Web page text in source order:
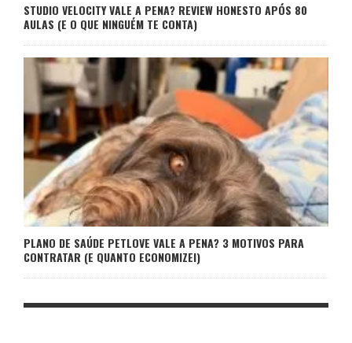
STUDIO VELOCITY VALE A PENA? REVIEW HONESTO APÓS 80
AULAS (E O QUE NINGUÉM TE CONTA)
PLANO DE SAÚDE PETLOVE VALE A PENA? 3 MOTIVOS PARA
CONTRATAR (E QUANTO ECONOMIZEI)